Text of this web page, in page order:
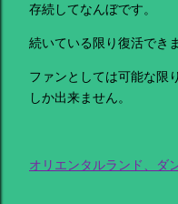
存続してなんぼです。
続いている限り復活できま
ファンとしては可能な限
しか出来ません。
オリエンタルランド、